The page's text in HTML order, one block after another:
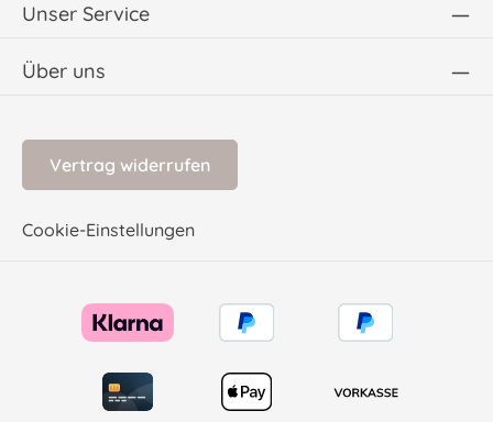
Unser Service
Über uns
Vertrag widerrufen
Cookie-Einstellungen